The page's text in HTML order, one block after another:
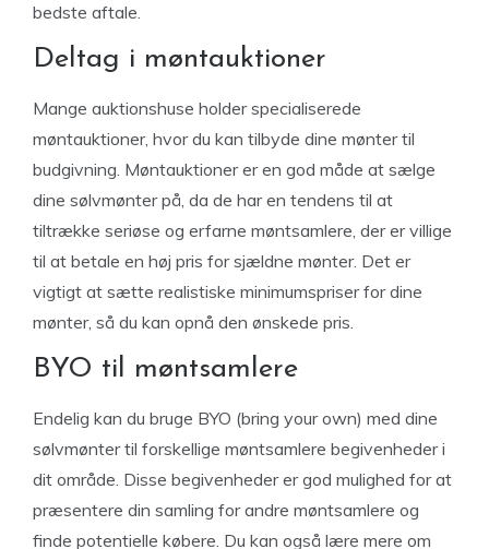
bedste aftale.
Deltag i møntauktioner
Mange auktionshuse holder specialiserede
møntauktioner, hvor du kan tilbyde dine mønter til
budgivning. Møntauktioner er en god måde at sælge
dine sølvmønter på, da de har en tendens til at
tiltrække seriøse og erfarne møntsamlere, der er villige
til at betale en høj pris for sjældne mønter. Det er
vigtigt at sætte realistiske minimumspriser for dine
mønter, så du kan opnå den ønskede pris.
BYO til møntsamlere
Endelig kan du bruge BYO (bring your own) med dine
sølvmønter til forskellige møntsamlere begivenheder i
dit område. Disse begivenheder er god mulighed for at
præsentere din samling for andre møntsamlere og
finde potentielle købere. Du kan også lære mere om